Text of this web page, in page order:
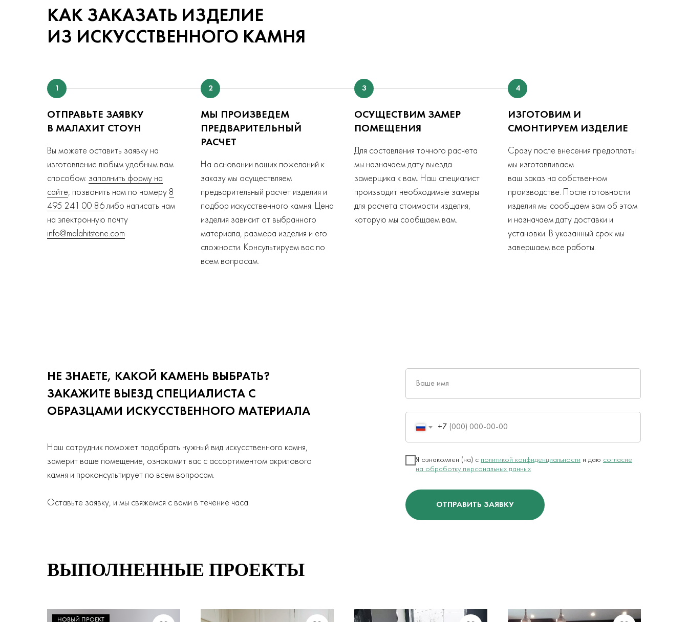
КАК ЗАКАЗАТЬ ИЗДЕЛИЕ
ИЗ ИСКУССТВЕННОГО КАМНЯ
1
ОТПРАВЬТЕ ЗАЯВКУ
В МАЛАХИТ СТОУН
Вы можете оставить заявку на
изготовление любым удобным вам
способом: заполнить форму на
сайте, позвонить нам по номеру 8
495 241 00 86либо написать нам
на электронную почту
info@malahitstone.com
2
МЫ ПРОИЗВЕДЕМ
ПРЕДВАРИТЕЛЬНЫЙ
РАСЧЕТ
На основании ваших пожеланий к
заказу мы осуществляем
предварительный расчет изделия и
подбор искусственного камня. Цена
изделия зависит от выбранного
материала, размера изделия и его
сложности. Консультируем вас по
всем вопросам.
3
ОСУЩЕСТВИМ ЗАМЕР
ПОМЕЩЕНИЯ
Для составления точного расчета
мы назначаем дату выезда
замерщика к вам. Наш специалист
производит необходимые замеры
для расчета стоимости изделия,
которую мы сообщаем вам.
4
ИЗГОТОВИМ И
СМОНТИРУЕМ ИЗДЕЛИЕ
Сразу после внесения предоплаты
мы изготавливаем
ваш заказ на собственном
производстве. После готовности
изделия мы сообщаем вам об этом
и назначаем дату доставки и
установки. В указанный срок мы
завершаем все работы.
НЕ ЗНАЕТЕ, КАКОЙ КАМЕНЬ ВЫБРАТЬ?
ЗАКАЖИТЕ ВЫЕЗД СПЕЦИАЛИСТА С
ОБРАЗЦАМИ ИСКУССТВЕННОГО МАТЕРИАЛА
Наш сотрудник поможет подобрать нужный вид искусственного камня,
замерит ваше помещение, ознакомит вас с ассортиментом акрилового
камня и проконсультирует по всем вопросам.
Оставьте заявку, и мы свяжемся с вами в течение часа.
Ваше имя
+7
Я ознакомлен (на) с политикой конфиденциальности и даю согласие
на обработку персональных данных
ОТПРАВИТЬ ЗАЯВКУ
ВЫПОЛНЕННЫЕ ПРОЕКТЫ
НОВЫЙ ПРОЕКТ